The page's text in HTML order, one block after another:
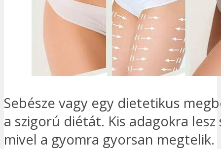
Sebésze vagy egy dietetikus
a szigorú diétát. Kis adagokra lesz
mivel a gyomra gyorsan megtelik.